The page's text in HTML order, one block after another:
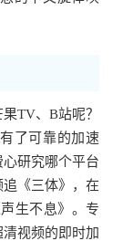
TV、B站呢？
了可靠的加速
研究哪个平台
《三体》，在
生不息》。专
视频的即时加